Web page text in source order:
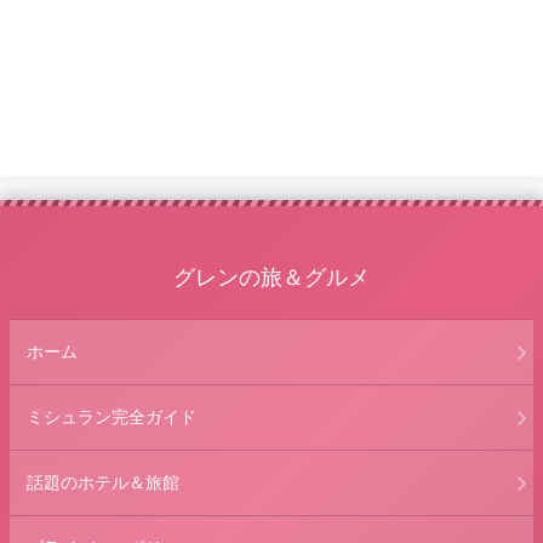
グレンの旅＆グルメ
ホーム
ミシュラン完全ガイド
話題のホテル＆旅館